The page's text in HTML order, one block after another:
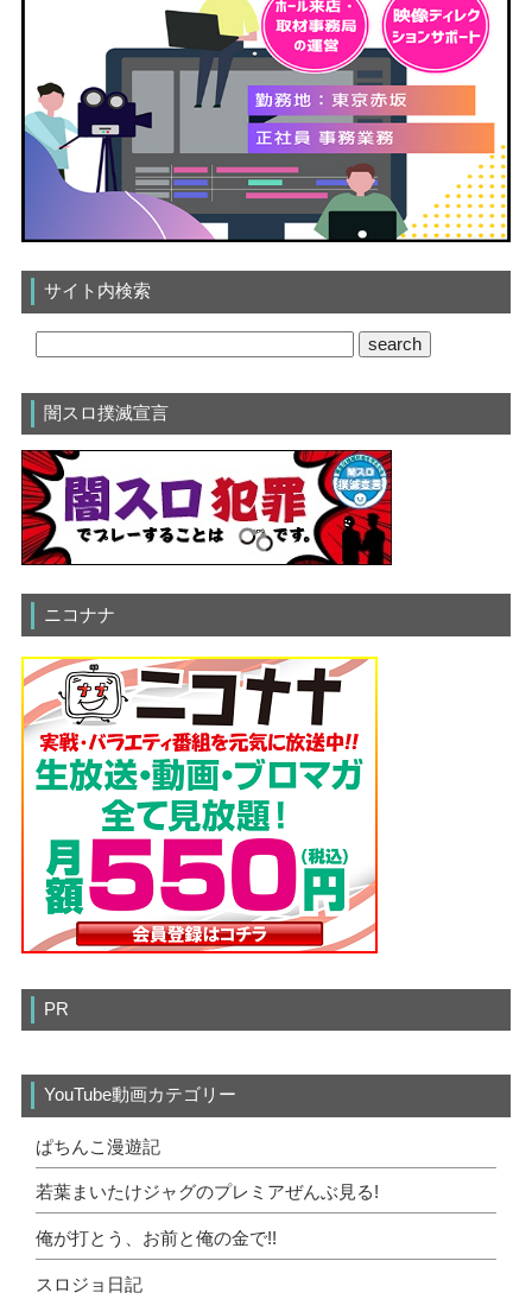
サイト内検索
闇スロ撲滅宣言
ニコナナ
PR
YouTube動画カテゴリー
ぱちんこ漫遊記
若葉まいたけジャグのプレミアぜんぶ見る!
俺が打とう、お前と俺の金で!!
スロジョ日記